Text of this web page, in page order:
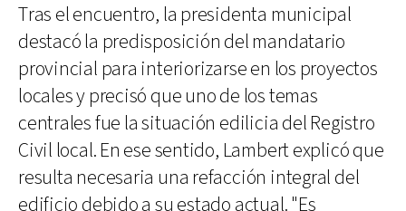
Tras el encuentro, la presidenta municipal
destacó la predisposición del mandatario
provincial para interiorizarse en los proyectos
locales y precisó que uno de los temas
centrales fue la situación edilicia del Registro
Civil local. En ese sentido, Lambert explicó que
resulta necesaria una refacción integral del
edificio debido a su estado actual. "Es